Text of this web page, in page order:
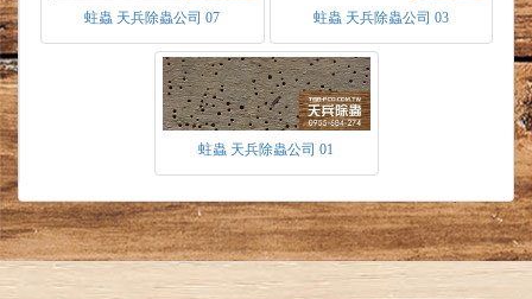
料傳遞進而擴散感染。
1.於裝潢前針對裝潢有關之木料噴灑藥劑做預防
2.若於裝潢後防治，針對已危害之木料，對蟲洞
處做深層灌注藥劑，於木料表層毛孔處以滲透性
藥劑做塗佈防治。
裡外各面，藉以徹底封鎖蟲害可出入之區塊。
4.對危害區域，做氣薰防治驅出成蟲，造成速殺
功效。
蛀蟲 天兵除蟲公司 07 蛀蟲 天兵除蟲公司 03
蛀蟲 天兵除蟲公司 01